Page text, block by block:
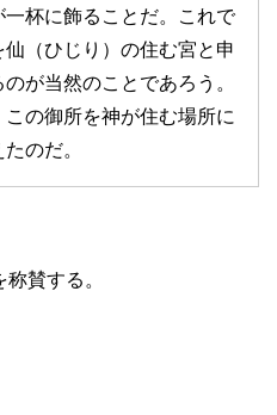
一杯に飾ることだ。これで
仙（ひじり）の住む宮と申
のが当然のことであろう。
この御所を神が住む場所に
のだ。
賛する。